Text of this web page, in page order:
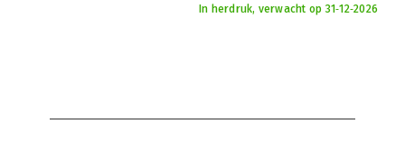
In herdruk, verwacht op 31‑12‑2026